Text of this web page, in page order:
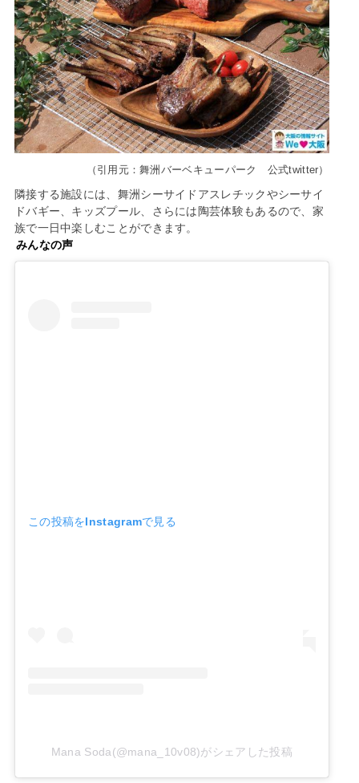
（引用元：舞洲バーベキューパーク 公式twitter）
隣接する施設には、舞洲シーサイドアスレチックやシーサイ
ドバギー、キッズプール、さらには陶芸体験もあるので、家
族で一日中楽しむことができます。
みんなの声
この投稿をInstagramで見る
Mana Soda(@mana_10v08)がシェアした投稿